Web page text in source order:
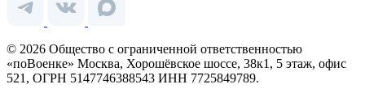
© 2026 Общество с ограниченной ответственностью
«поВоенке» Москва, Хорошёвское шоссе, 38к1, 5 этаж, офис
521, ОГРН 5147746388543 ИНН 7725849789.